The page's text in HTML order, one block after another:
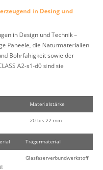
in Desing und
in Design und Technik –
Paneele, die Naturmaterialien
Bohrfähigkeit sowie der
A2-s1-d0 sind sie
Materialstärke
20 bis 22 mm
Trägermaterial
Glasfaserverbundwerkstoff